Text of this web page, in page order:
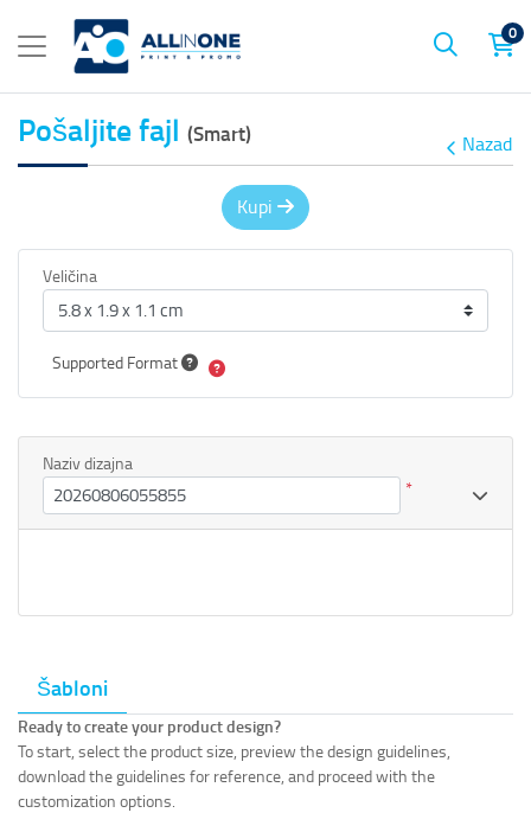
0
Pošaljite fajl (Smart) Nazad
Šabloni
Ready to create your product design?
To start, select the product size, preview the design guidelines,
download the guidelines for reference, and proceed with the
customization options.
Kupi
Veličina
Supported Format
Naziv dizajna
*